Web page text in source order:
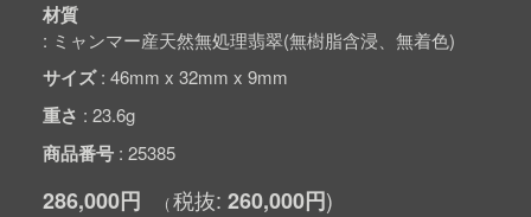
材質
ミャンマー産天然無処理翡翠(無樹脂含浸、無着色)
サイズ 46mm x 32mm x 9mm
重さ 23.6g
商品番号 25385
286,000円 260,000円